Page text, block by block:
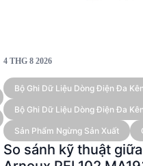
4 THG 8 2026
Bộ Ghi Dữ Liệu Dòng Điện Đa
Bộ Ghi Dữ Liệu Dòng Điện Đa
Sản Phẩm Ngừng Sản Xuất
So sánh kỹ thuật